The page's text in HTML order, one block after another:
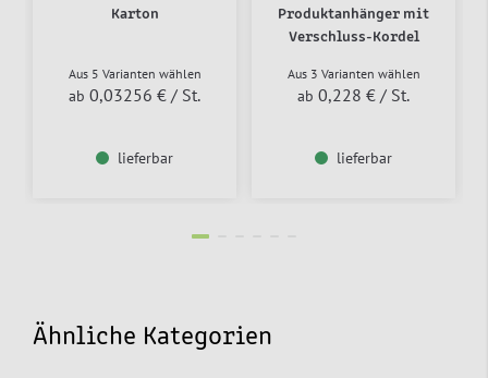
Karton
Aus 5 Varianten wählen
ab 0,03256 € / St.
lieferbar
Produktanhänger mit
Verschluss-Kordel
Aus 3 Varianten wählen
ab 0,228 € / St.
lieferbar
Ähnliche Kategorien